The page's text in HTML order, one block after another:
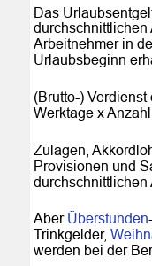
Das
durchschnittlichen
Arbeitnehmer in
Urlaubsbeginn
(Brutto-)
Werktage x
Zulagen,
Provisionen und
durchschnittlichen
Aber Überstunden
Trinkgelder,
werden bei der